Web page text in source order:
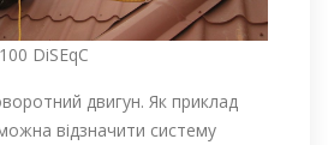
DiSEqC
двигун. Як приклад
відзначити систему